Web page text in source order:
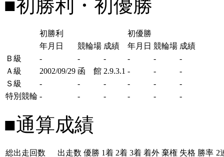
■初勝利・初優勝
初勝利
初優勝
年月日
競輪場 成績 年月日 競輪場 成績
Ｂ級
- - - - -
-
Ａ級
2002/09/29 函 館 2.9.3.1 - -
-
Ｓ級
- - - - -
-
特別競輪 - - - - - -
■通算成績
総出走回数 出走数 優勝 1着 2着 3着 着外 棄権 失格 勝率 2